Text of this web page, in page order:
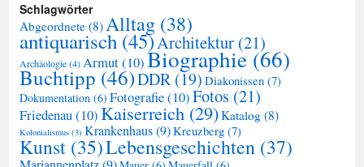
Schlagwörter
Abgeordnete (8)Alltag (38)
antiquarisch (45)Architektur (21)
Archäologie(4)Armut(10)Biographie(66)
Buchtipp (46)DDR (19) Diakonissen (7)
Dokumentation (6) Fotografie(10)Fotos (21)
Friedenau(10)Kaiserreich(29)Katalog (8)
Kolonialismus (3) Krankenhaus(9)Kreuzberg (7)
Kunst (35)Lebensgeschichten (37)